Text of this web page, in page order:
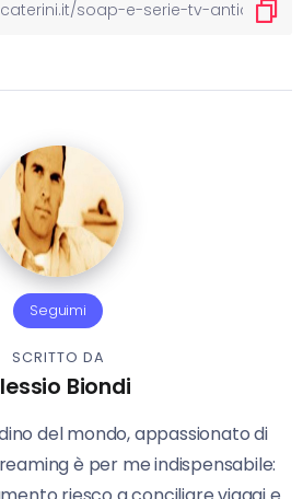
Seguimi
SCRITTO DA
Biondi
del mondo, appassionato di
è per me indispensabile: